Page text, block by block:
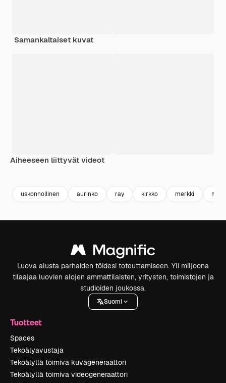
Samankaltaiset kuvat
Aiheeseen liittyvät videot
uskonnollinen aurinko ray kirkko merkki
Luova alusta parhaiden töidesi toteuttamiseen. Yli miljoona
tilaajaa luovien alojen ammattilaisten, yritysten, toimistojen ja
studioiden joukossa.
Suomi
Tuotteet
Spaces
Tekoälyavustaja
Tekoälyllä toimiva kuvageneraattori
Tekoälyllä toimiva videogeneraattori